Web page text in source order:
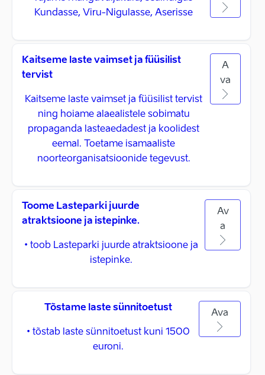
Kundasse, Viru-Nigulasse, Aserisse
Kaitseme laste vaimset ja füüsilist
tervist
Kaitseme laste vaimset ja füüsilist tervist
ning hoiame alaealistele sobimatu
propaganda lasteaedadest ja koolidest
eemal. Toetame isamaaliste
noorteorganisatsioonide tegevust.
A
va
Toome Lasteparki juurde
atraktsioone ja istepinke.
• toob Lasteparki juurde atraktsioone ja
istepinke.
Av
a
Tõstame laste sünnitoetust
• tõstab laste sünnitoetust kuni 1500
euroni.
Ava